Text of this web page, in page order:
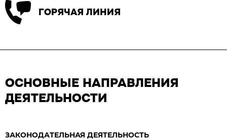
ГОРЯЧАЯ ЛИНИЯ
ОСНОВНЫЕ НАПРАВЛЕНИЯ
ДЕЯТЕЛЬНОСТИ
ЗАКОНОДАТЕЛЬНАЯ ДЕЯТЕЛЬНОСТЬ